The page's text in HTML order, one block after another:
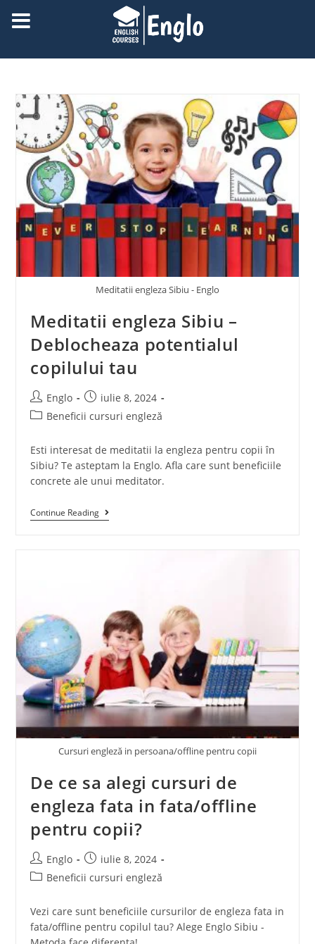
Meditatii engleza Sibiu - Englo
Meditatii engleza Sibiu –
Deblocheaza potentialul
copilului tau
Englo
iulie 8, 2024
Beneficii cursuri engleză
Esti interesat de meditatii la engleza pentru copii în
Sibiu? Te asteptam la Englo. Afla care sunt beneficiile
concrete ale unui meditator.
Continue Reading
Cursuri engleză in persoana/offline pentru copii
De ce sa alegi cursuri de
engleza fata in fata/offline
pentru copii?
Englo
iulie 8, 2024
Beneficii cursuri engleză
Vezi care sunt beneficiile cursurilor de engleza fata in
fata/offline pentru copilul tau? Alege Englo Sibiu -